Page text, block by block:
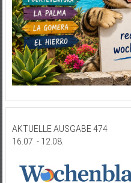
AKTUELLE AUSGABE 474
16.07. - 12.08.